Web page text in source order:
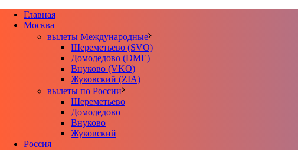
Главная
Москва
вылеты Международные
Шереметьево (SVO)
Домодедово (DME)
Внуково (VKO)
Жуковский (ZIA)
вылеты по России
Шереметьево
Домодедово
Внуково
Жуковский
Россия